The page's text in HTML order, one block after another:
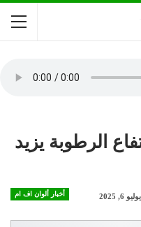
الرطوبة يزيد
أخبار ألوان اف ام يوليو 6, 2025